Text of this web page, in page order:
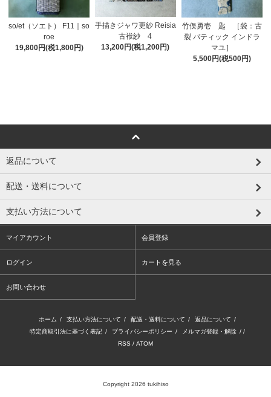
so/et（ソエト） F11｜so
roe
19,800円(税1,800円)
手描きジャワ更紗 Reisia
古袱紗 4
13,200円(税1,200円)
竹俣勇壱 匙 ［袋：古
裂 バティック インドラ
マユ］
5,500円(税500円)
返品について
配送・送料について
支払い方法について
マイアカウント 会員登録
ログイン カートを見る
お問い合わせ
ホーム / 支払い方法について / 配送・送料について / 返品について /
特定商取引法に基づく表記 / プライバシーポリシー / メルマガ登録・解除 / /
RSS / ATOM
Copyright 2026 tukihiso